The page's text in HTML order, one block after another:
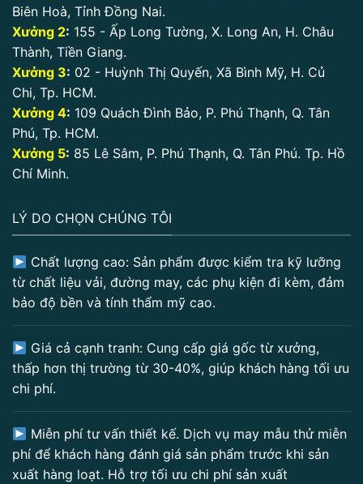
Biên Hoà, Tỉnh Đồng Nai.
Xưởng 2: 155 - Ấp Long Tường, X. Long An, H. Châu
Thành, Tiền Giang.
Xưởng 3: 02 - Huỳnh Thị Quyến, Xã Bình Mỹ, H. Củ
Chi, Tp. HCM.
Xưởng 4: 109 Quách Đình Bảo, P. Phú Thạnh, Q. Tân
Phú, Tp. HCM.
Xưởng 5: 85 Lê Sâm, P. Phú Thạnh, Q. Tân Phú. Tp. Hồ
Chí Minh.
LÝ DO CHỌN CHÚNG TÔI
Chất lượng cao: Sản phẩm được kiểm tra kỹ lưỡng
từ chất liệu vải, đường may, các phụ kiện đi kèm, đảm
bảo độ bền và tính thẩm mỹ cao.
Giá cả cạnh tranh: Cung cấp giá gốc từ xưởng,
thấp hơn thị trường từ 30-40%, giúp khách hàng tối ưu
chi phí.
Miễn phí tư vấn thiết kế. Dịch vụ may mẫu thử miễn
phí để khách hàng đánh giá sản phẩm trước khi sản
xuất hàng loạt. Hỗ trợ tối ưu chi phí sản xuất